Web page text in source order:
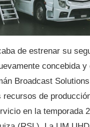
de estrenar su
concebida y
Broadcast
de
en la temporada